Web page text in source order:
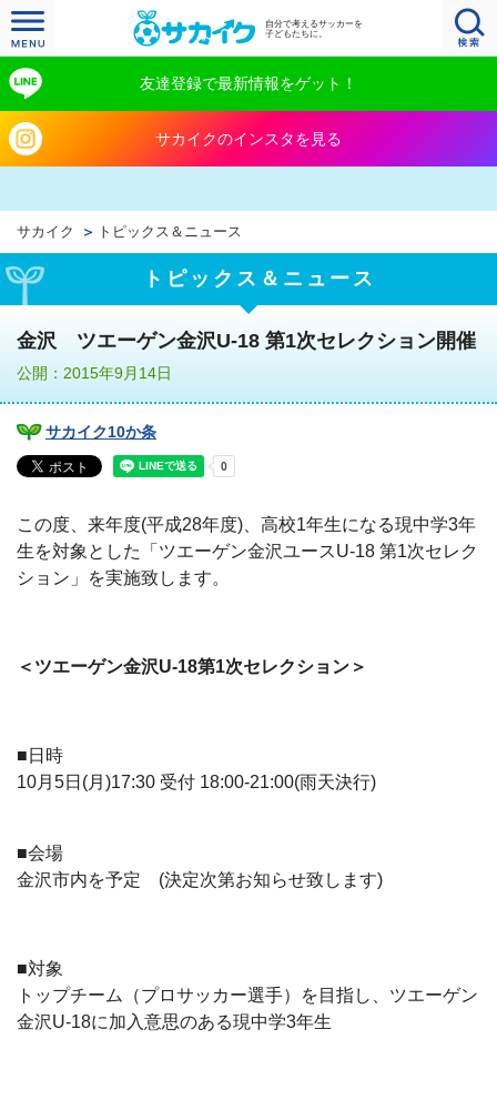
自分で考えるサッカーを
子どもたちに。
友達登録で最新情報をゲット！
サカイクのインスタを見る
サカイク トピックス＆ニュース
トピックス＆ニュース
金沢 ツエーゲン金沢U-18 第1次セレクション開催
公開：2015年9月14日
サカイク10か条
この度、来年度(平成28年度)、高校1年生になる現中学3年
生を対象とした「ツエーゲン金沢ユースU-18 第1次セレク
ション」を実施致します。
＜ツエーゲン金沢U-18第1次セレクション＞
■日時
10月5日(月)17:30 受付 18:00-21:00(雨天決行)
■会場
金沢市内を予定 (決定次第お知らせ致します)
■対象
トップチーム（プロサッカー選手）を目指し、ツエーゲン
金沢U-18に加入意思のある現中学3年生